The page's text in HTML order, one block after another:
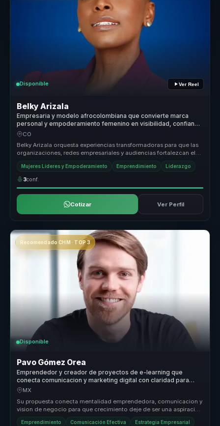
Disponible Ver Reel
Belky Arizala
Empresaria y modelo afrocolombiana que convierte marca
personal y empoderamiento femenino en visibilidad, confianza
y acción para mujeres líderes.
CO
Belky Arizala orquesta experiencias transformadoras para que las
organizaciones, redes empresariales y audiencias fortalezcan el
liderazg...
Mujeres Líderes y Empoderamiento Emprendimiento Liderazgo
3conf.
Cotizar Ver Perfil
Recomendado CHM · TOP 3
Disponible
Pavo Gómez Orea
Emprendedor y creador de proyectos de e-learning que
conecta comunicacion y marketing digital con claridad para
empresas.
MX
Su propuesta conecta mentalidad emprendedora, comunicacion y
vision de negocio para que crecimiento deje de ser una aspiracion
abstracta....
Emprendimiento Comunicación Efectiva Estrategia Empresarial